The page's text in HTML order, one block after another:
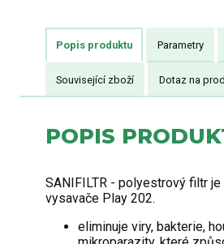
Popis produktu Parametry
Související zboží Dotaz na
POPIS
SANIFILTR - polyestrový filtr je
vysavače Play 202.
eliminuje viry, bakterie,